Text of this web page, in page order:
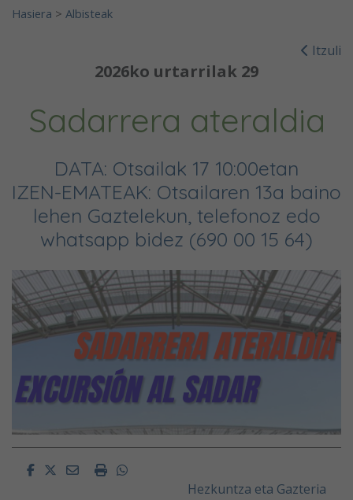
Hasiera > Albisteak
Itzuli
2026ko urtarrilak 29
Sadarrera ateraldia
DATA: Otsailak 17 10:00etan
IZEN-EMATEAK: Otsailaren 13a baino
lehen Gaztelekun, telefonoz edo
whatsapp bidez (690 00 15 64)
FacebookTwitterEmailImprimirWhatsapp
Hezkuntza eta Gazteria